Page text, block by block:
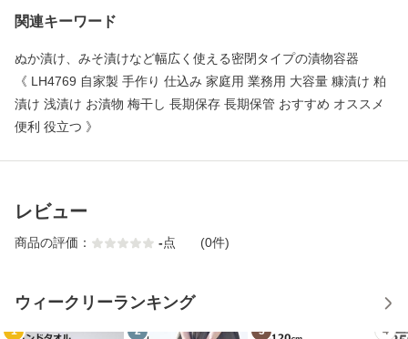
関連キーワード
ぬか漬け、みそ漬けなど幅広く使える密閉タイプの漬物容器
《 LH4769 自家製 手作り 仕込み 家庭用 業務用 大容量 糠漬け 粕
漬け 浅漬け お漬物 梅干し 長期保存 長期保管 おすすめ オススメ
便利 役立つ 》
レビュー
商品の評価： -点 (0件)
ウィークリーランキング
1 2 3 4